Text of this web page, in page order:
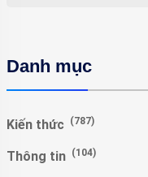
Danh mục
Kiến thức (787)
Thông tin (104)